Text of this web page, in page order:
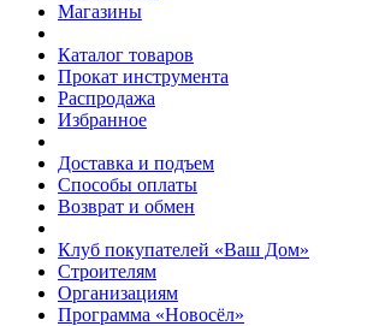
Магазины
Каталог товаров
Прокат инструмента
Распродажа
Избранное
Доставка и подъем
Способы оплаты
Возврат и обмен
Клуб покупателей «Ваш Дом»
Строителям
Организациям
Программа «Новосёл»